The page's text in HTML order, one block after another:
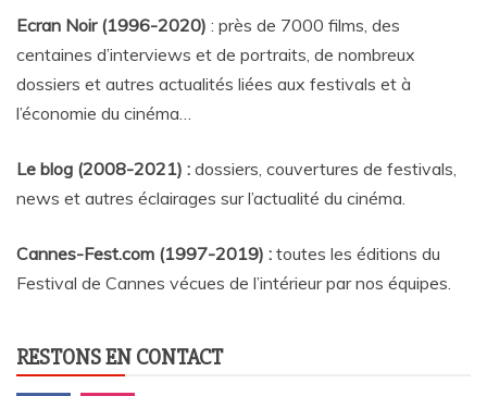
Ecran Noir (1996-2020) : près de 7000 films, des
centaines d’interviews et de portraits, de nombreux
dossiers et autres actualités liées aux festivals et à
l’économie du cinéma…
Le blog (2008-2021) : dossiers, couvertures de festivals,
news et autres éclairages sur l’actualité du cinéma
Cannes-Fest.com (1997-2019) : toutes les éditions du
Festival de Cannes vécues de l’intérieur par nos équipes.
RESTONS EN CONTACT